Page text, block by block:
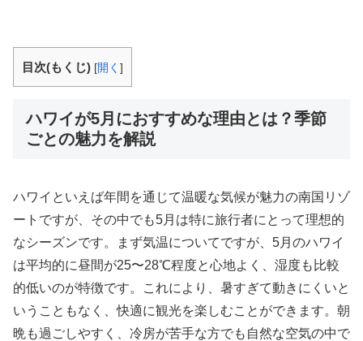
目次(もくじ) [開く ]
ハワイが5月におすすめな理由とは？季節
ごとの魅力を解説
ハワイといえば年間を通じて温暖な気候が魅力の南国リゾ
ートですが、その中でも5月は特に旅行者にとって理想的
なシーズンです。まず気温についてですが、5月のハワイ
は平均的に昼間が25〜28℃程度と心地よく、湿度も比較
的低いのが特徴です。これにより、暑すぎて動きにくいと
いうこともなく、快適に観光を楽しむことができます。朝
晩も過ごしやすく、冷房が苦手な方でも自然な空気の中で